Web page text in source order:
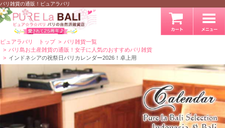
バリ雑貨の通販！ピュアラバリ
ピュアラバリ トップ
バリ雑貨一覧
バリ島お土産雑貨の通販！女子に人気のおすすめバリ雑貨
インドネシアの祝祭日バリカレンダー2026！卓上用